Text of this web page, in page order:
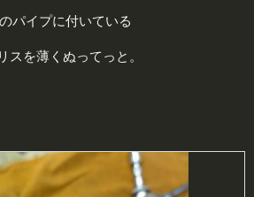
パイプに付いている
スを薄くぬってっと。